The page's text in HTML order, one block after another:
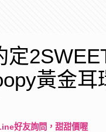
定
黃金耳
好友詢問，甜甜價喔